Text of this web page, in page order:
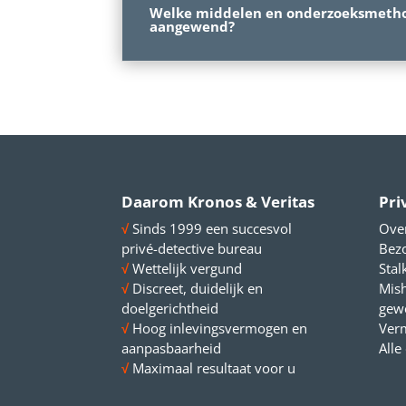
Welke middelen en
aangewend?
Daarom Kronos & Veritas
√Sinds 1999 een succesvol
privé-detective bureau
√Wettelijk vergund
√ Discreet, duidelijk en
doelgerichtheid
√ Hoog inlevingsvermogen en
aanpasbaarheid
√ Maximaal resultaat voor u
Alle